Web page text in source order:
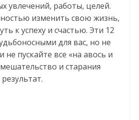
увлечений, работы, целей.
изменить свою жизнь,
к успеху и счастью. Эти 12
для вас, но не
не пускайте все «на авось и
и старания